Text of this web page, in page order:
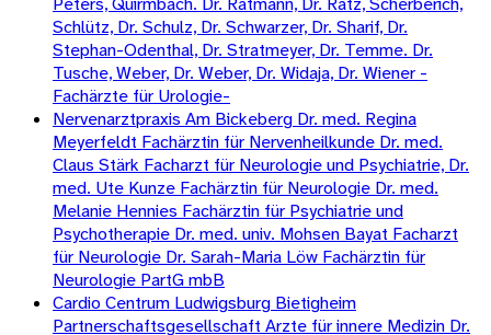
Schlütz, Dr. Schulz, Dr. Schwarzer, Dr. Sharif, Dr.
Stephan-Odenthal, Dr. Stratmeyer, Dr. Temme. Dr.
Tusche, Weber, Dr. Weber, Dr. Widaja, Dr. Wiener -
Fachärzte für Urologie-
Nervenarztpraxis Am Bickeberg Dr. med. Regina
Meyerfeldt Fachärztin für Nervenheilkunde Dr. med.
Claus Stärk Facharzt für Neurologie und Psychiatrie, Dr.
med. Ute Kunze Fachärztin für Neurologie Dr. med.
Melanie Hennies Fachärztin für Psychiatrie und
Psychotherapie Dr. med. univ. Mohsen Bayat Facharzt
für Neurologie Dr. Sarah-Maria Löw Fachärztin für
Neurologie PartG mbB
Cardio Centrum Ludwigsburg Bietigheim
Partnerschaftsgesellschaft Arzte für innere Medizin Dr.